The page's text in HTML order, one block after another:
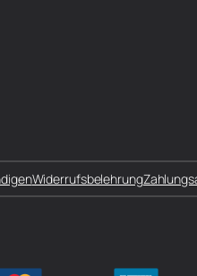
Widerrufsbelehrung